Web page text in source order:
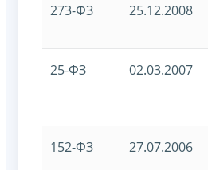
273-ФЗ 25.12.2008
25-ФЗ 02.03.2007
152-ФЗ 27.07.2006